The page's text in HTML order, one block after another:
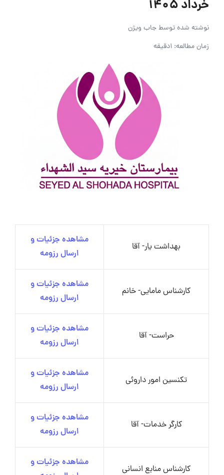
خرداد ۱۴۰۵
نوشته شده توسطجاب ویژن
زمان مطالعه: 1دقیقه
بهداشت یار- آقا
مشاهده جزئیات و
ارسال رزومه
کارشناس مامایی- خانم
مشاهده جزئیات و
ارسال رزومه
حراست- آقا
مشاهده جزئیات و
ارسال رزومه
تکنسین امور داروئی
مشاهده جزئیات و
ارسال رزومه
کارگر خدمات- آقا
مشاهده جزئیات و
ارسال رزومه
کارشناس منابع انسانی
مشاهده جزئیات و